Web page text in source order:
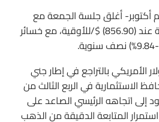
أكتوبر- أغلق جلسة الجمعة مع
مكاسب (+0.40%) أسبوعية عند (856.90) $/للأوقية، مع خسائر
الأمريكي بالتراجع في إطار جني
الاستثمارية في الربع الثالث من
إلى اتجاهه الرئيسي الصاعد على
المتابعة الدقيقة من الذهب